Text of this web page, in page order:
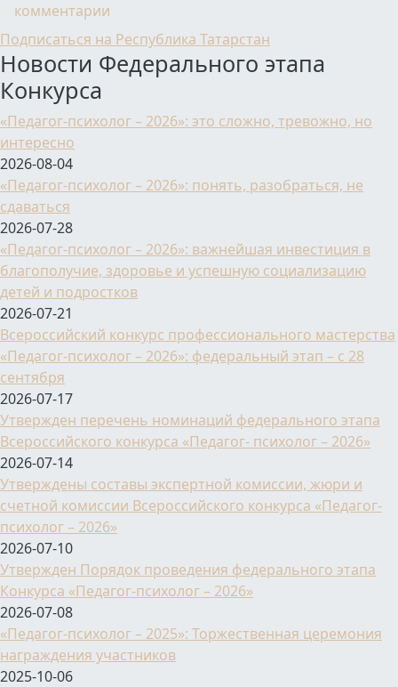
комментарии
Подписаться на Республика Татарстан
Новости Федерального этапа
Конкурса
«Педагог-психолог – 2026»: это сложно, тревожно, но
интересно
2026-08-04
«Педагог-психолог – 2026»: понять, разобраться, не
сдаваться
2026-07-28
«Педагог-психолог – 2026»: важнейшая инвестиция в
благополучие, здоровье и успешную социализацию
детей и подростков
2026-07-21
Всероссийский конкурс профессионального мастерства
«Педагог-психолог – 2026»: федеральный этап – с 28
сентября
2026-07-17
Утвержден перечень номинаций федерального этапа
Всероссийского конкурса «Педагог- психолог – 2026»
2026-07-14
Утверждены составы экспертной комиссии, жюри и
счетной комиссии Всероссийского конкурса «Педагог-
психолог – 2026»
2026-07-10
Утвержден Порядок проведения федерального этапа
Конкурса «Педагог-психолог – 2026»
2026-07-08
«Педагог-психолог – 2025»: Торжественная церемония
награждения участников
2025-10-06